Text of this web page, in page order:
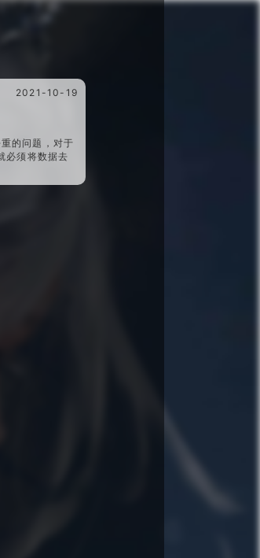
2021-10-19
的问题，对于
必须将数据去